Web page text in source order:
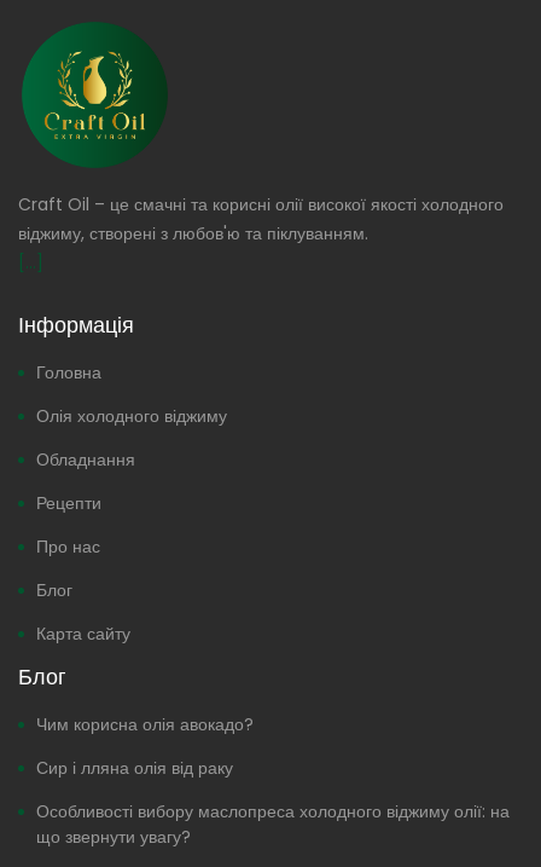
Craft Oil – це смачні та корисні олії високої якості холодного
віджиму, створені з любов'ю та піклуванням.
[...]
Інформація
Головна
Олія холодного віджиму
Обладнання
Рецепти
Про нас
Блог
Карта сайту
Блог
Чим корисна олія авокадо?
Сир і лляна олія від раку
Особливості вибору маслопреса холодного віджиму олії: на
що звернути увагу?